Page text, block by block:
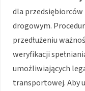
dla
drogowym.
przedłużeniu
weryfikacji
umożliwiających
transportowej. Aby